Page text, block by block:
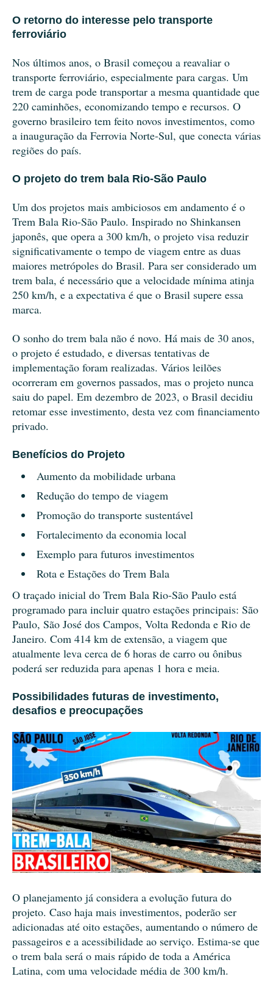
O retorno do interesse pelo transporte
ferroviário
Nos últimos anos, o Brasil começou a reavaliar o
transporte ferroviário, especialmente para cargas. Um
trem de carga pode transportar a mesma quantidade que
220 caminhões, economizando tempo e recursos. O
governo brasileiro tem feito novos investimentos, como
a inauguração da Ferrovia Norte-Sul, que conecta várias
regiões do país.
O projeto do trem bala Rio-São Paulo
Um dos projetos mais ambiciosos em andamento é o
Trem Bala Rio-São Paulo. Inspirado no Shinkansen
japonês, que opera a 300 km/h, o projeto visa reduzir
significativamente o tempo de viagem entre as duas
maiores metrópoles do Brasil. Para ser considerado um
trem bala, é necessário que a velocidade mínima atinja
250 km/h, e a expectativa é que o Brasil supere essa
marca.
O sonho do trem bala não é novo. Há mais de 30 anos,
o projeto é estudado, e diversas tentativas de
implementação foram realizadas. Vários leilões
ocorreram em governos passados, mas o projeto nunca
saiu do papel. Em dezembro de 2023, o Brasil decidiu
retomar esse investimento, desta vez com financiamento
privado.
Benefícios do Projeto
Aumento da mobilidade urbana
Redução do tempo de viagem
Promoção do transporte sustentável
Fortalecimento da economia local
Exemplo para futuros investimentos
Rota e Estações do Trem Bala
O traçado inicial do Trem Bala Rio-São Paulo está
programado para incluir quatro estações principais: São
Paulo, São José dos Campos, Volta Redonda e Rio de
Janeiro. Com 414 km de extensão, a viagem que
atualmente leva cerca de 6 horas de carro ou ônibus
poderá ser reduzida para apenas 1 hora e meia.
Possibilidades futuras de investimento,
desafios e preocupações
O planejamento já considera a evolução futura do
projeto. Caso haja mais investimentos, poderão ser
adicionadas até oito estações, aumentando o número de
passageiros e a acessibilidade ao serviço. Estima-se que
o trem bala será o mais rápido de toda a América
Latina, com uma velocidade média de 300 km/h.